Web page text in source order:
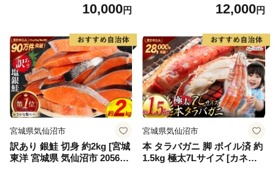
10,000円 12,000円
宮城県気仙沼市
訳あり 銀鮭 切身 約2kg [宮城
東洋 宮城県 気仙沼市 205649
宮城県気仙沼市
本 タラバガニ 脚 ボイル済 約
1.5kg 極太7Lサイズ [カネダ